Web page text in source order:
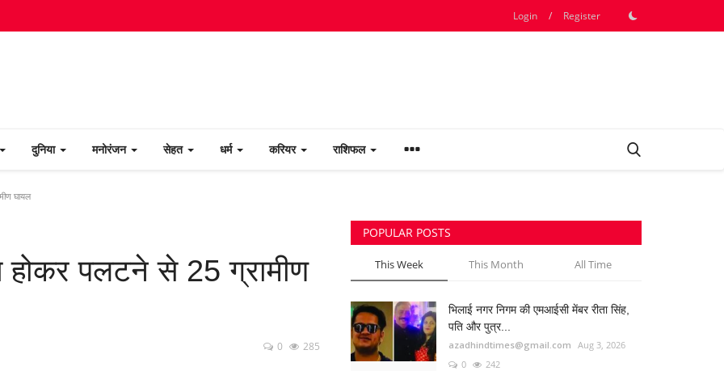
Login / Register
दुनिया मनोरंजन सेहत धर्म करियर राशिफल
घायल
होकर पलटने से 25 ग्रामीण
0 285
POPULAR POSTS
This Week This Month All Time
भिलाई नगर निगम की एमआईसी मेंबर रीता सिंह,
पति और पुत्र...
azadhindtimes@gmail.com Aug 3, 2026
0
242